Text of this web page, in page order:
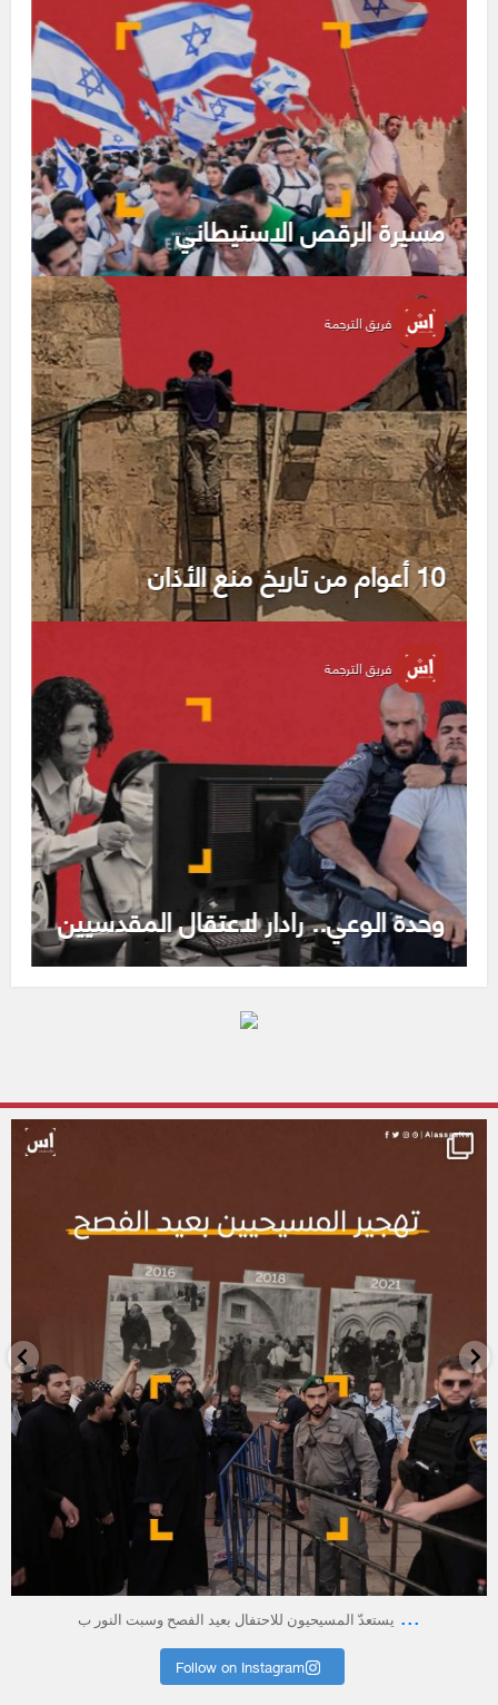
مسيرة الرقص الاستيطاني
فريق الترجمة
10 أعوام من تاريخ منع الأذان
فريق الترجمة
وحدة الوعي.. رادار لاعتقال المقدسيين
أبريل 23
يستعدّ المسيحيون للاحتفال بعيد الفصح وسبت النور ب ...
Follow on Instagram